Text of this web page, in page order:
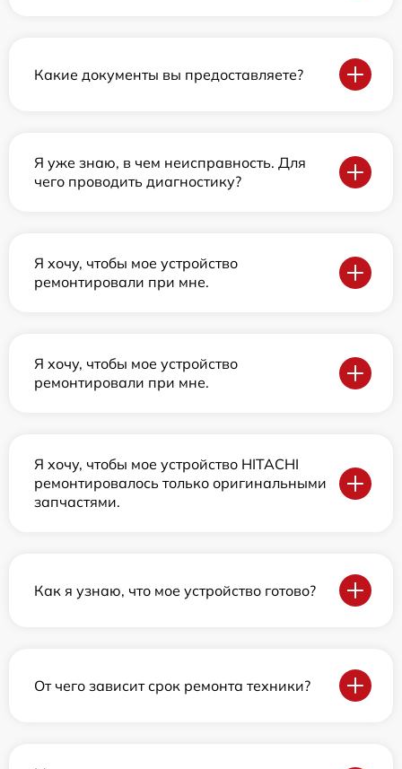
Какие документы вы предоставляете?
Я уже знаю, в чем неисправность. Для
чего проводить диагностику?
Я хочу, чтобы мое устройство
ремонтировали при мне.
Я хочу, чтобы мое устройство
ремонтировали при мне.
Я хочу, чтобы мое устройство HITACHI
ремонтировалось только оригинальными
запчастями.
Как я узнаю, что мое устройство готово?
От чего зависит срок ремонта техники?